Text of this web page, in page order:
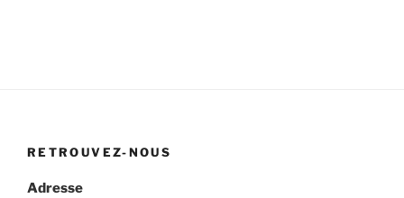
RETROUVEZ-NOUS
Adresse